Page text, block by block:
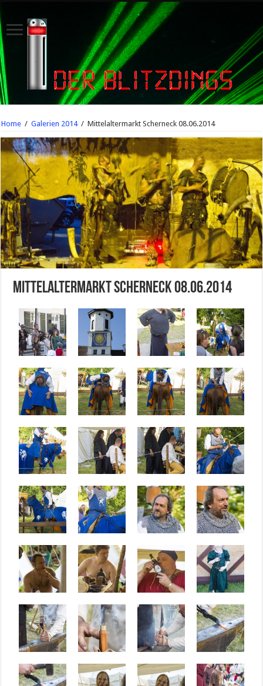
Home / Galerien 2014 / Mittelaltermarkt Scherneck 08.06.2014
Mittelaltermarkt Scherneck 08.06.2014